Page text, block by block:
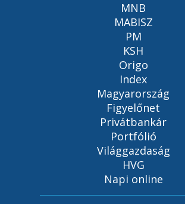
MNB
MABISZ
PM
KSH
Origo
Index
Magyarország
Figyelőnet
Privátbankár
Portfólió
Világgazdaság
HVG
Napi online